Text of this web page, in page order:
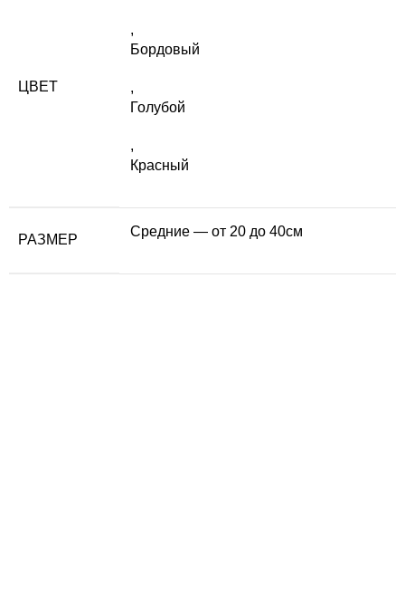
ЦВЕТ
,
Бордовый
,
Голубой
,
Красный
РАЗМЕР
Средние — от 20 до 40см